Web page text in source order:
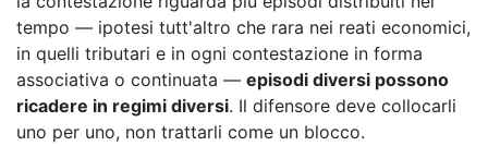
tempo — ipotesi tutt'altro che rara nei reati economici,
in quelli tributari e in ogni contestazione in forma
associativa o continuata — episodi diversi possono
ricadere in regimi diversi. Il difensore deve collocarli
uno per uno, non trattarli come un blocco.